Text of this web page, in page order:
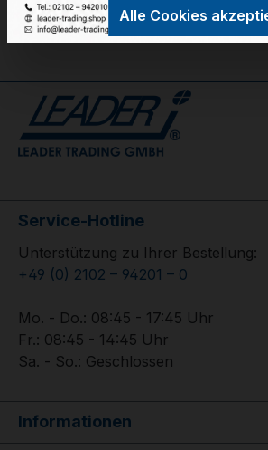
Service-Hotline
Unterstützung zu Ihrer Bestellung:
+49 (0) 2102 – 94201 – 0
Mo. - Do.: 08:45 - 17:45 Uhr
Fr.: 08:45 - 14:45 Uhr
Sa. - So.: Geschlossen
Informationen
Alle Cookies